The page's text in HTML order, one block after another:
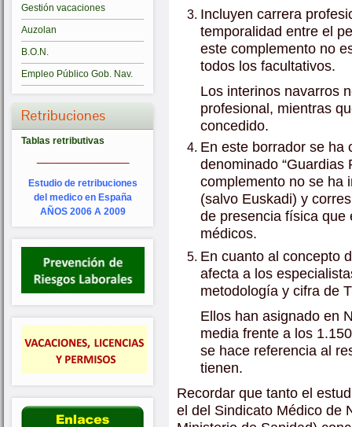
Gestión vacaciones
Auzolan
B.O.N.
Empleo Público Gob. Nav.
Retribuciones
Tablas retributivas
Estudio de retribuciones
del medico en España
AÑOS 2006 A 2009
Incluyen carrera
temporalidad entre el
este complemento no
todos los facultativos.
Los interinos navarros
profesional, mientras
concedido.
En este borrador se ha
denominado “Guardias
complemento no se ha
(salvo Euskadi) y
de presencia física que
médicos.
En cuanto al concepto
afecta a los
metodología y cifra de
Ellos han asignado en
media frente a los
se hace referencia al
tienen.
Recordar que tanto el
el del Sindicato Médico de